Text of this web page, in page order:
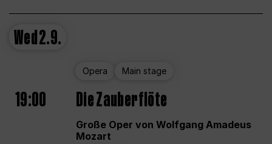
Wed2.9.
Opera Main stage
19:00 Die Zauberflöte
Große Oper von Wolfgang Amadeus
Mozart